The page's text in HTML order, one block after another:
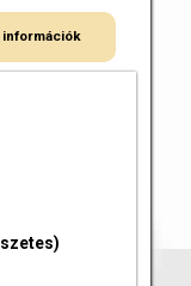
információk